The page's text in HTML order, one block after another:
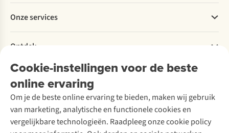
Cookie-instellingen voor de beste
online ervaring
Om je de beste online ervaring te bieden, maken wij gebruik
van marketing, analytische en functionele cookies en
vergelijkbare technologieën. Raadpleeg onze cookie policy
Betalen
Levering
Retourneren
Bestelling herroepen
Garantie
Contact
Explore More
Verantwoord ondernemen
Over Ayacucho
Onze winkels
Over A.S.Adventure
Toegankelijkheidsverklaring
Onze services
Ski-onderhoud
Wasservice
Schoenonderhoud
Schoenherstelling
Kledingherstelling
Retouches
Ontdek
A.S.Magazine
Podcast
Explore Academy
Explore Camp
Gear Check
Meld je aan voor de nieuwsbrief